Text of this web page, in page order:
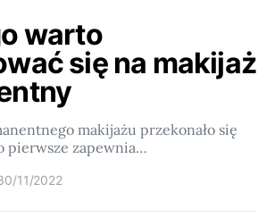
warto
się na makijaż
makijażu przekonało się
pierwsze zapewnia…
11/2022